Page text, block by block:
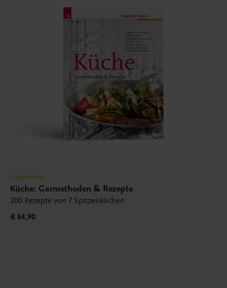
Gastronomie
Küche: Garmethoden & Rezepte
200 Rezepte von 7 Spitzenköchen
€ 64,90